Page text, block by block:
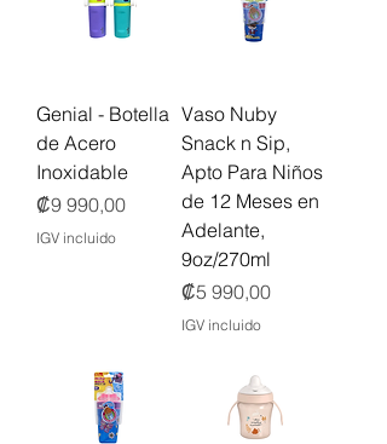
Genial - Botella
de Acero
Inoxidable
Precio
₡9 990,00
IGV incluido
Vaso Nuby
Snack n Sip,
Apto Para Niños
de 12 Meses en
Adelante,
9oz/270ml
Precio
₡5 990,00
IGV incluido